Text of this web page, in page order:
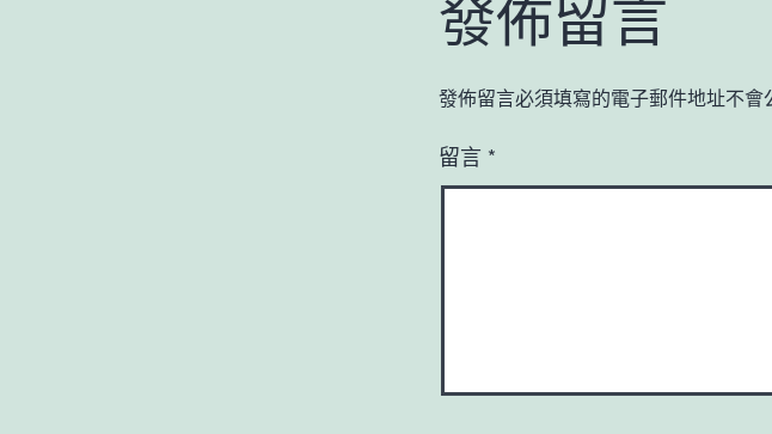
發佈留言
發佈留言必須填寫的電子郵件地址不會
留言 *